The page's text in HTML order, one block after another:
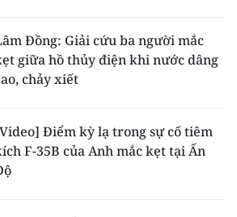
Đồng: Giải cứu ba người mắc
giữa hồ thủy điện khi nước dâng
chảy xiết
Điểm kỳ lạ trong sự cố tiêm
F-35B của Anh mắc kẹt tại Ấn